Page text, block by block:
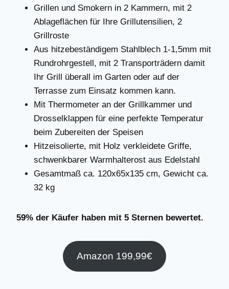
Grillen und Smokern in 2 Kammern, mit 2
Ablageflächen für Ihre Grillutensilien, 2
Grillroste
Aus hitzebeständigem Stahlblech 1-1,5mm mit
Rundrohrgestell, mit 2 Transporträdern damit
Ihr Grill überall im Garten oder auf der
Terrasse zum Einsatz kommen kann.
Mit Thermometer an der Grillkammer und
Drosselklappen für eine perfekte Temperatur
beim Zubereiten der Speisen
Hitzeisolierte, mit Holz verkleidete Griffe,
schwenkbarer Warmhalterost aus Edelstahl
Gesamtmaß ca. 120x65x135 cm, Gewicht ca.
32 kg
59% der Käufer haben mit 5 Sternen bewertet.
Amazon 199,99€